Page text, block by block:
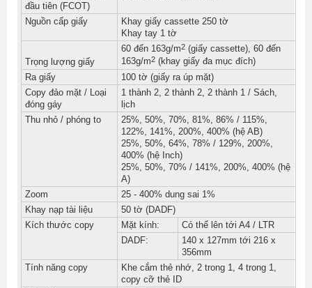
đầu tiên (FCOT)
Nguồn cấp giấy
Khay giấy cassette 250 tờ
Khay tay 1 tờ
Trọng lượng giấy
60 đến 163g/m2 (giấy cassette), 60 đến
163g/m2 (khay giấy đa mục đích)
Ra giấy
100 tờ (giấy ra úp mặt)
Copy đảo mặt / Loại
đóng gáy
1 thành 2, 2 thành 2, 2 thành 1 / Sách,
lịch
Thu nhỏ / phóng to
25%, 50%, 70%, 81%, 86% / 115%,
122%, 141%, 200%, 400% (hệ AB)
25%, 50%, 64%, 78% / 129%, 200%,
400% (hệ Inch)
25%, 50%, 70% / 141%, 200%, 400% (hệ
A)
Zoom
25 - 400% dung sai 1%
Khay nạp tài liệu
50 tờ (DADF)
Kích thước copy
Mặt kính:
Có thể lên tới A4 / LTR
DADF:
140 x 127mm tới 216 x
356mm
Tính năng copy
Khe cắm thẻ nhớ, 2 trong 1, 4 trong 1,
copy cỡ thẻ ID